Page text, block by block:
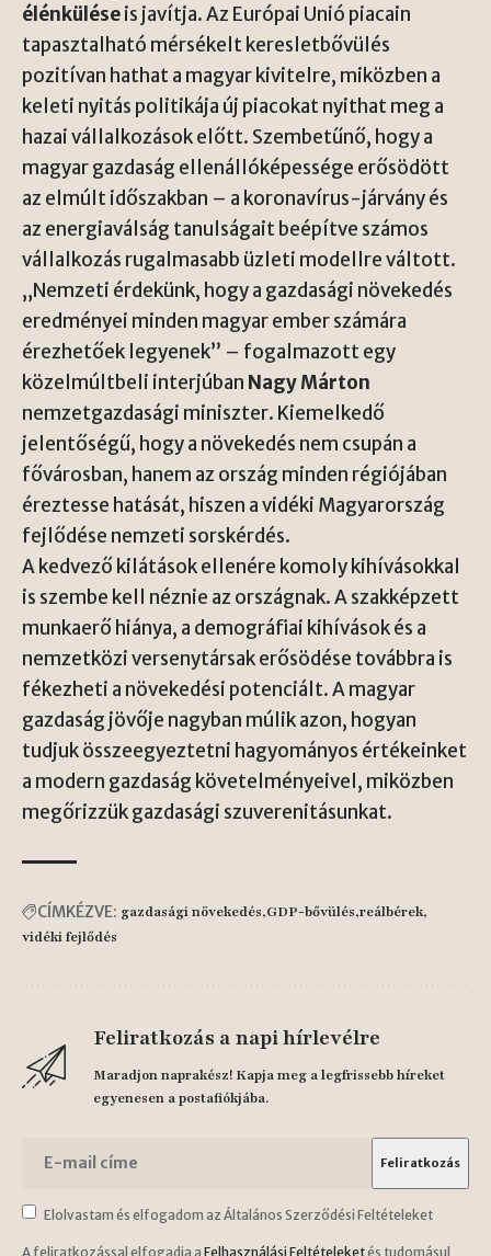
élénküléseis javítja. Az Európai Unió piacain
tapasztalható mérsékelt keresletbővülés
pozitívan hathat a magyar kivitelre, miközben a
keleti nyitás politikája új piacokat nyithat meg a
hazai vállalkozások előtt. Szembetűnő, hogy a
magyar gazdaság ellenállóképessége erősödött
az elmúlt időszakban – a koronavírus-járvány és
az energiaválság tanulságait beépítve számos
vállalkozás rugalmasabb üzleti modellre váltott.
„Nemzeti érdekünk, hogy a gazdasági növekedés
eredményei minden magyar ember számára
érezhetőek legyenek” – fogalmazott egy
közelmúltbeli interjúban Nagy Márton
nemzetgazdasági miniszter. Kiemelkedő
jelentőségű, hogy a növekedés nem csupán a
fővárosban, hanem az ország minden régiójában
éreztesse hatását, hiszen a vidéki Magyarország
fejlődése nemzeti sorskérdés.
A kedvező kilátások ellenére komoly kihívásokkal
is szembe kell néznie az országnak. A szakképzett
munkaerő hiánya, a demográfiai kihívások és a
nemzetközi versenytársak erősödése továbbra is
fékezheti a növekedési potenciált. A magyar
gazdaság jövője nagyban múlik azon, hogyan
tudjuk összeegyeztetni hagyományos értékeinket
a modern gazdaság követelményeivel, miközben
megőrizzük gazdasági szuverenitásunkat.
CÍMKÉZVE: gazdasági növekedés GDP-bővülés reálbérek
vidéki fejlődés
Feliratkozás a napi hírlevélre
Maradjon naprakész! Kapja meg a legfrissebb híreket
egyenesen a postafiókjába.
Elolvastam és elfogadom az Általános Szerződési Feltételeket
A feliratkozással elfogadja a Felhasználási Feltételeketés tudomásul